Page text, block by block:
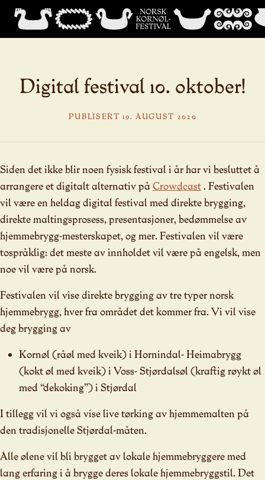
Digital festival 10. oktober!
PUBLISERT 19. AUGUST 2020
Siden det ikke blir noen fysisk festival i år har vi besluttet å
arrangere et digitalt alternativ påCrowdcast. Festivalen
vil være en heldag digital festival med direkte brygging,
direkte maltingsprosess, presentasjoner, bedømmelse av
hjemmebrygg-mesterskapet, og mer. Festivalen vil være
tospråklig: det meste av innholdet vil være på engelsk, men
noe vil være på norsk.
Festivalen vil vise direkte brygging av tre typer norsk
hjemmebrygg, hver fra området det kommer fra. Vi vil vise
deg brygging av
Kornøl (råøl med kveik) i Hornindal- Heimabrygg
(kokt øl med kveik) i Voss- Stjørdalsøl (kraftig røykt øl
med “dekoking”) i Stjørdal
I tillegg vil vi også vise live tørking av hjemmemalten på
den tradisjonelle Stjørdal-måten.
Alle ølene vil bli brygget av lokale hjemmebryggere med
lang erfaring i å brygge deres lokale hjemmebryggstil. Det